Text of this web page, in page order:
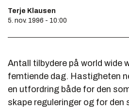
Terje Klausen
5. nov. 1996 - 10:00
Antall tilbydere på world wide
femtiende dag. Hastigheten
en utfordring både for den
skape reguleringer og for den